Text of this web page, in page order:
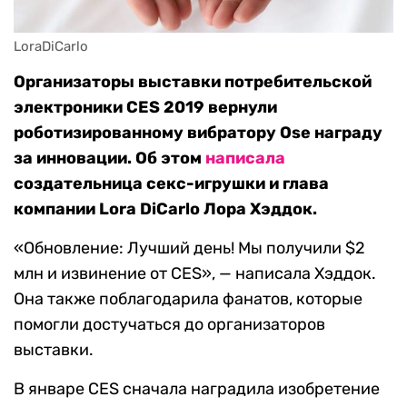
LoraDiCarlo
Организаторы выставки потребительской
электроники CES 2019 вернули
роботизированному вибратору Ose награду
за инновации. Об этом написала
создательница секс-игрушки и глава
компании Lora DiCarlo Лора Хэддок.
«Обновление: Лучший день! Мы получили $2
млн и извинение от CES», — написала Хэддок.
Она также поблагодарила фанатов, которые
помогли достучаться до организаторов
выставки.
В январе CES сначала наградила изобретение